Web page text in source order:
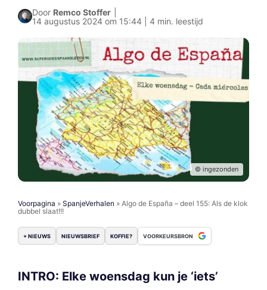
Door Remco Stoffer
14 augustus 2024 om 15:44 | 4 min. leestijd
© ingezonden
Voorpagina » SpanjeVerhalen » Algo de España – deel 155: Als de klok
dubbel slaat!!!
+ NIEUWS NIEUWSBRIEF KOFFIE? VOORKEURSBRON
INTRO: Elke woensdag kun je ‘iets’